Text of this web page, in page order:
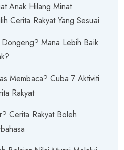
Anak Hilang Minat
Cerita Rakyat Yang Sesuai
Mana Lebih Baik
Membaca? Cuba 7 Aktiviti
Rakyat
Cerita Rakyat Boleh